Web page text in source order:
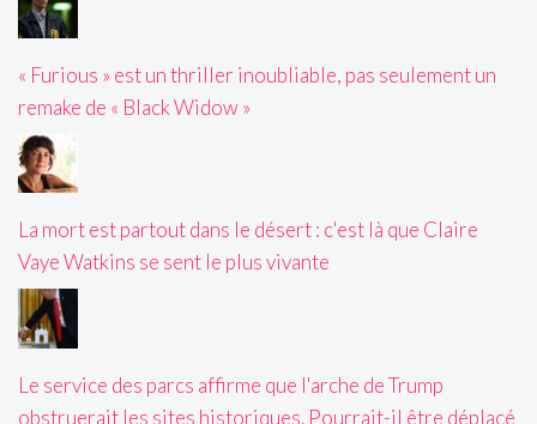
« Furious » est un thriller inoubliable, pas seulement un
remake de « Black Widow »
La mort est partout dans le désert : c'est là que Claire
Vaye Watkins se sent le plus vivante
Le service des parcs affirme que l'arche de Trump
obstruerait les sites historiques. Pourrait-il être déplacé